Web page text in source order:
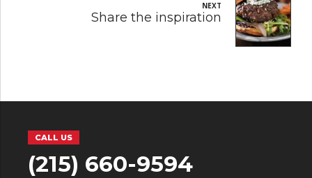
NEXT
Share the inspiration
CALL US
(215) 660-9594